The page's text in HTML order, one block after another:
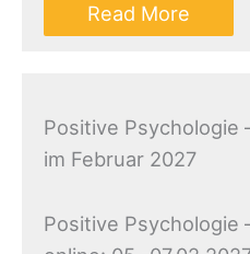
Read More
Positive Psychologie
im Februar 2027
Positive Psychologie